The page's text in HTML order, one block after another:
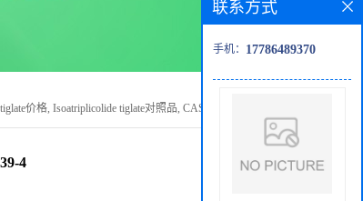
价格, Isoatriplicolide tiglate对照品, CAS号:133559-39-4
4
联系方式
手机： 17786489370